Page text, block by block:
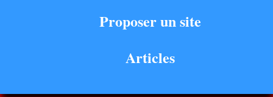
Proposer un site
Articles